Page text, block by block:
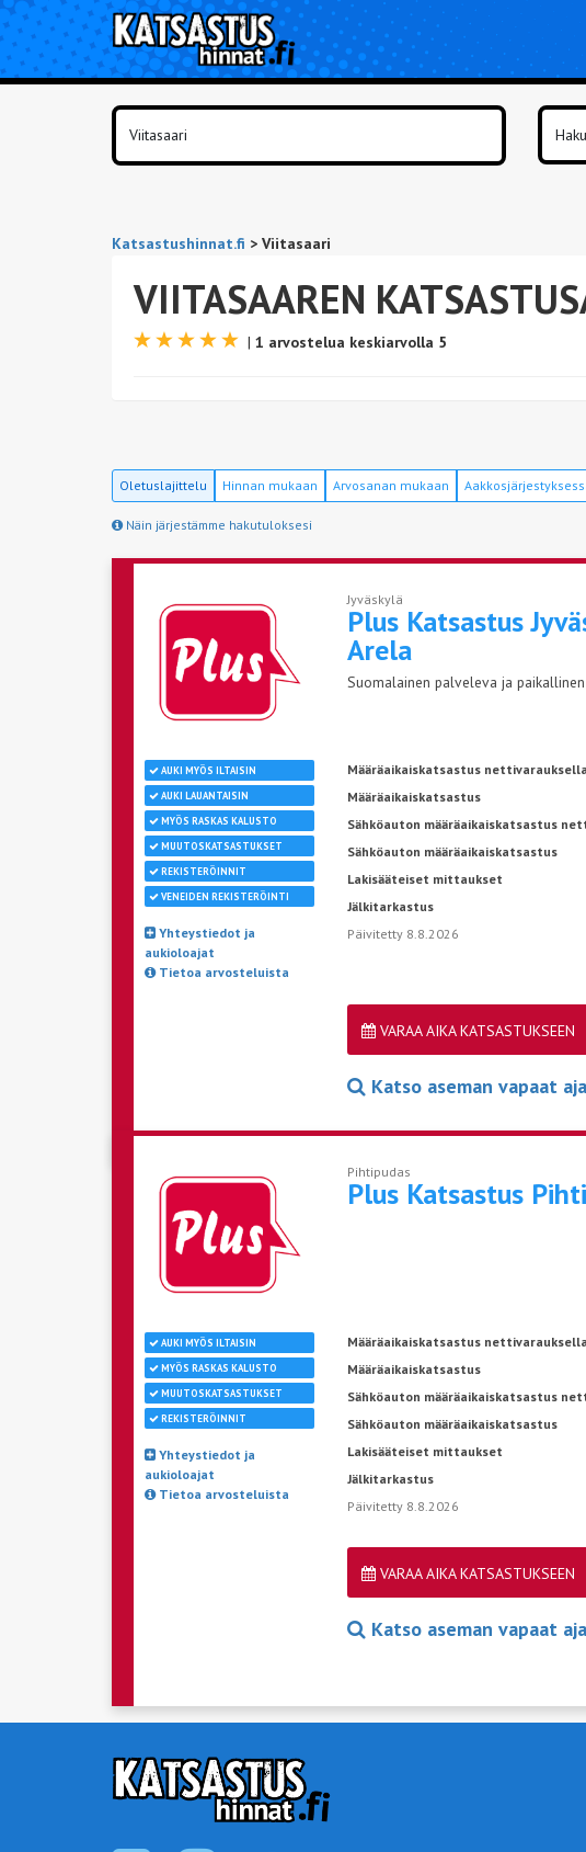
Katsastushinnat.fi > Viitasaari
VIITASAAREN
| 1 arvostelua keskiarvolla 5
Oletuslajittelu Hinnan mukaan Arvosanan mukaan
Näin järjestämme hakutuloksesi
Jyväskylä
Plus Katsastus
Arela
Suomalainen palveleva ja
AUKI MYÖS ILTAISIN
AUKI LAUANTAISIN
MYÖS RASKAS KALUSTO
MUUTOSKATSASTUKSET
REKISTERÖINNIT
VENEIDEN REKISTERÖINTI
Yhteystiedot ja
aukioloajat
Tietoa arvosteluista
Määräaikaiskatsastus
Määräaikaiskatsastus
Sähköauton määräaikaiskatsastus
Sähköauton määräaikaiskatsastus
Lakisääteiset mittaukset
Jälkitarkastus
Päivitetty 8.8.2026
VARAA AIKA KATSASTUKSEEN
Katso aseman vapaat
Pihtipudas
Plus Katsastus
AUKI MYÖS ILTAISIN
MYÖS RASKAS KALUSTO
MUUTOSKATSASTUKSET
REKISTERÖINNIT
Yhteystiedot ja
aukioloajat
Tietoa arvosteluista
Määräaikaiskatsastus
Määräaikaiskatsastus
Sähköauton määräaikaiskatsastus
Sähköauton määräaikaiskatsastus
Lakisääteiset mittaukset
Jälkitarkastus
Päivitetty 8.8.2026
VARAA AIKA KATSASTUKSEEN
Katso aseman vapaat